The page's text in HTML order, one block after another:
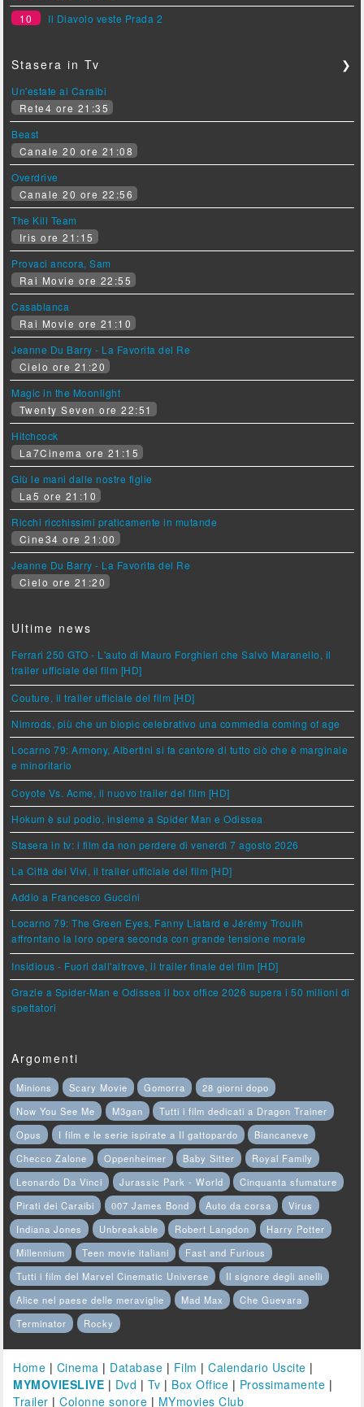
10
Il Diavolo veste Prada 2
Stasera in Tv ❯
Un'estate ai Caraibi
Rete4 ore 21:35
Beast
Canale 20 ore 21:08
Overdrive
Canale 20 ore 22:56
The Kill Team
Iris ore 21:15
Provaci ancora, Sam
Rai Movie ore 22:55
Casablanca
Rai Movie ore 21:10
Jeanne Du Barry - La Favorita del Re
Cielo ore 21:20
Magic in the Moonlight
Twenty Seven ore 22:51
Hitchcock
La7Cinema ore 21:15
Giù le mani dalle nostre figlie
La5 ore 21:10
Ricchi ricchissimi praticamente in mutande
Cine34 ore 21:00
Jeanne Du Barry - La Favorita del Re
Cielo ore 21:20
Ultime news
Ferrari 250 GTO - L'auto di Mauro Forghieri che Salvò Maranello, il
trailer ufficiale del film [HD]
Couture, il trailer ufficiale del film [HD]
Nimrods, più che un biopic celebrativo una commedia coming of age
Locarno 79: Armony, Albertini si fa cantore di tutto ciò che è marginale
e minoritario
Coyote Vs. Acme, il nuovo trailer del film [HD]
Hokum è sul podio, insieme a Spider Man e Odissea
Stasera in tv: i film da non perdere di venerdì 7 agosto 2026
La Città dei Vivi, il trailer ufficiale del film [HD]
Addio a Francesco Guccini
Locarno 79: The Green Eyes, Fanny Liatard e Jérémy Trouilh
affrontano la loro opera seconda con grande tensione morale
Insidious - Fuori dall'altrove, il trailer finale del film [HD]
Grazie a Spider-Man e Odissea il box office 2026 supera i 50 milioni di
spettatori
Argomenti
Minions Scary Movie Gomorra
28 giorni dopo
Now You See Me
M3gan
Tutti i film dedicati a Dragon Trainer
Opus
I film e le serie ispirate a Il gattopardo
Biancaneve
Checco Zalone
Oppenheimer Baby Sitter
Royal Family
Leonardo Da Vinci
Jurassic Park - World
Cinquanta sfumature
Pirati dei Caraibi
007 James Bond Auto da corsa
Virus
Indiana Jones
Unbreakable Robert Langdon
Harry Potter
Millennium
Teen movie italiani
Fast and Furious
Tutti i film del Marvel Cinematic Universe
Il signore degli anelli
Alice nel paese delle meraviglie
Mad Max
Che Guevara
Terminator
Rocky
Home | Cinema | Database | Film |Calendario Uscite |
MYMOVIESLIVE | Dvd | Tv | Box Office | Prossimamente |
Trailer |Colonne sonore | MYmovies Club